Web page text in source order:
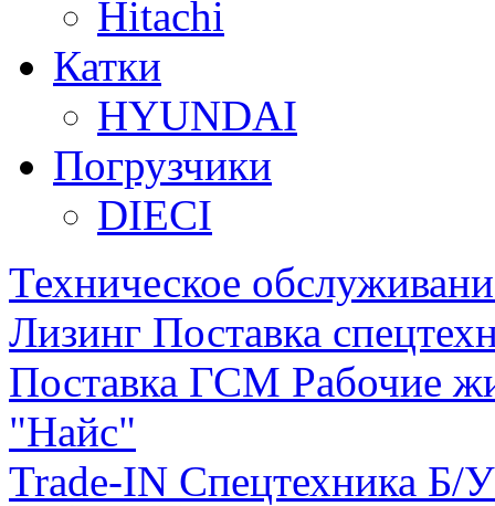
Hitachi
Катки
HYUNDAI
Погрузчики
DIECI
Техническое
Лизинг Поставка
Поставка ГСМ Рабочие
"Найс"
Trade-IN Спецтехника Б/У